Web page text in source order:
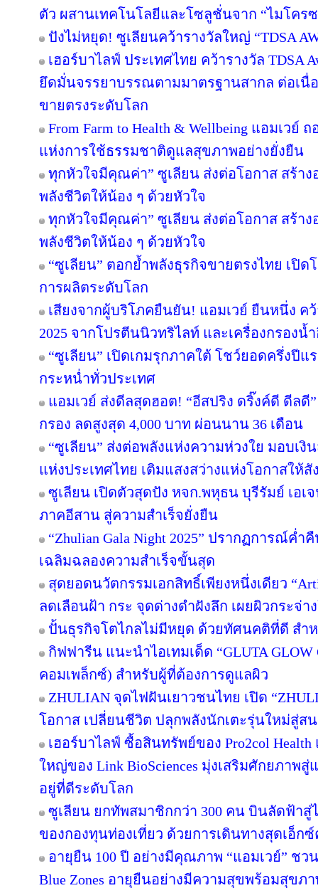
ตัว ผสานเทคโนโลยีและโซลูชั่นจาก “ไมโคร
ปังไม่หยุด! ซูเลียนคว้ารางวัลใหญ่ “TDSA
เฮอร์บาไลฟ์ ประเทศไทย คว้ารางวัล TDSA
ยึดมั่นจรรยาบรรณตามมาตรฐานสากล ต่อเนื่
ขายตรงระดับโลก
From Farm to Health & Wellbeing แอมเว
แห่งการใช้ธรรมชาติดูแลสุขภาพอย่างยั่งยืน
ทุกหัวใจมีคุณค่า” ซูเลียน ส่งต่อโอกาส สร้า
พลังชีวิตให้น้อง ๆ ด้วยหัวใจ
ทุกหัวใจมีคุณค่า” ซูเลียน ส่งต่อโอกาส สร้า
พลังชีวิตให้น้อง ๆ ด้วยหัวใจ
“ซูเลียน” ตอกย้ำพลังธุรกิจขายตรงไทย เปิ
การผลิตระดับโลก
เสียงจากผู้บริโภคยืนยัน! แอมเวย์ ยืนหนึ่ง คว้
2025 จากโปรตีนนิวทริไลท์ และเครื่องกรองน้
“ซูเลียน” เปิดเกมรุกภาคใต้ โชว์ยอดครึ่งปี
กระหน่ำทั่วประเทศ
แอมเวย์ ส่งดีลสุดฮอต! “อีสปริง ดริ๊งค์ดี ดีลดี
กรอง ลดสูงสุด 4,000 บาท ผ่อนนาน 36 เดือน
“ซูเลียน” ส่งต่อพลังแห่งความห่วงใย มอบ
แห่งประเทศไทย เติมแสงสว่างแห่งโอกาสให้สั
ซูเลียน เปิดตัวสุดปัง หจก.พหุธน บุรีรัมย์ เอเ
ภาคอีสาน สู่ความสำเร็จยั่งยืน
“Zhulian Gala Night 2025” ปรากฏการณ์ค่
เฉลิมฉลองความสำเร็จขั้นสุด
สุดยอดนวัตกรรมเอกสิทธิ์เพียงหนึ่งเดียว
ลดเลือนฝ้า กระ จุดด่างดำฝังลึก เผยผิวกระจ่า
ปั้นธุรกิจโตไกลไม่มีหยุด ด้วยทัศนคติที่ดี สำ
กิฟฟารีน แนะนำไอเทมเด็ด “GLUTA GLOW
คอมเพล็กซ์) สำหรับผู้ที่ต้องการดูแลผิว
ZHULIAN จุดไฟฝันเยาวชนไทย เปิด
โอกาส เปลี่ยนชีวิต ปลุกพลังนักเตะรุ่นใหม่สู่ส
เฮอร์บาไลฟ์ ซื้อสินทรัพย์ของ Pro2col
ใหญ่ของ Link BioSciences มุ่งเสริมศักยภาพ
อยู่ที่ดีระดับโลก
ซูเลียน ยกทัพสมาชิกกว่า 300 คน บินลัดฟ้าสู่
ของกองทุนท่องเที่ยว ด้วยการเดินทางสุดเอ็ก
อายุยืน 100 ปี อย่างมีคุณภาพ “แอมเวย์” ชว
Blue Zones อายุยืนอย่างมีความสุขพร้อมสุขภ